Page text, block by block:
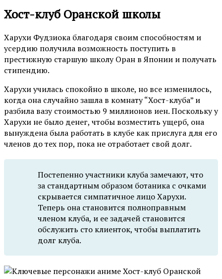
Хост-клуб Оранской школы
Харухи Фудзиока благодаря своим способностям и
усердию получила возможность поступить в
престижную старшую школу Оран в Японии и получать
стипендию.
Харухи училась спокойно в школе, но все изменилось,
когда она случайно зашла в комнату “Хост-клуба” и
разбила вазу стоимостью 9 миллионов иен. Поскольку у
Харухи не было денег, чтобы возместить ущерб, она
вынуждена была работать в клубе как прислуга для его
членов до тех пор, пока не отработает свой долг.
Постепенно участники клуба замечают, что
за стандартным образом ботаника с очками
скрывается симпатичное лицо Харухи.
Теперь она становится полноправным
членом клуба, и ее задачей становится
обслужить сто клиенток, чтобы выплатить
долг клуба.